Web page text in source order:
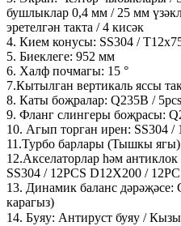
бушлыклар 0,4 мм / 25 мм
эретелгән такта / 4 кисәк
4. Кием конусы: SS304 /
5. Биеклеге: 952 мм
6. Халф почмагы: 15 °
7.Кытылган вертикаль яссы
8. Каты боҗралар: Q235B /
9. Фланг слингеры боҗрасы:
10. Агып торган ирен: SS304 /
11.Турбо барлары (Тышкы
12.Акселаторлар һәм
SS304 / 12PCS D12X200 /
13. Динамик баланс дәрәҗәсе:
карагыз)
14. Буяу: Антируст буяу /